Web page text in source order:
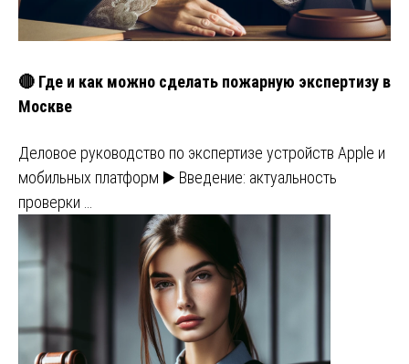
🔴 Где и как можно сделать пожарную экспертизу в
Москве
Деловое руководство по экспертизе устройств Apple и
мобильных платформ ▶️ Введение: актуальность
проверки …